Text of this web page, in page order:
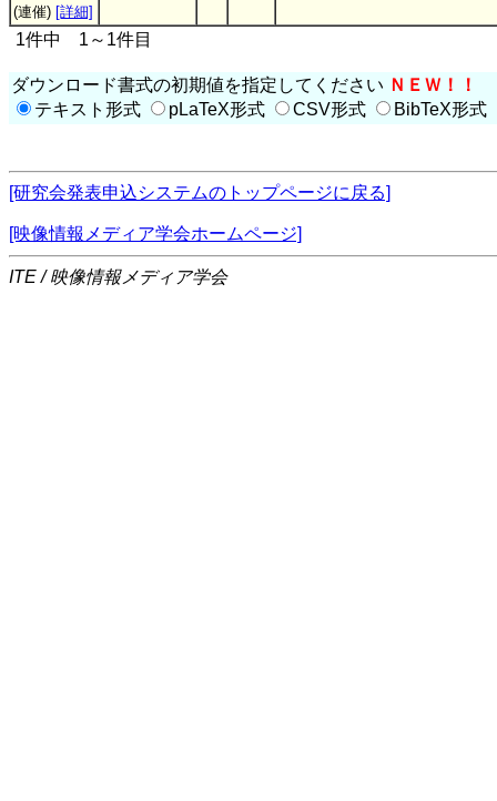
(連催) [詳細]
1件中 1～1件目
ダウンロード書式の初期値を指定してください ＮＥＷ！！
テキスト形式
pLaTeX形式 CSV形式 BibTeX形式
[研究会発表申込システムのトップページに戻る]
[映像情報メディア学会ホームページ]
ITE / 映像情報メディア学会